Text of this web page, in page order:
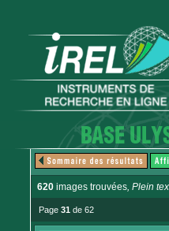
620 images trouvées, Plein
Page 31 de 62